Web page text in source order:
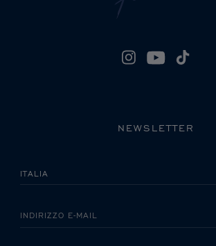
NEWSLETTER
INDIRIZZO E-MAIL